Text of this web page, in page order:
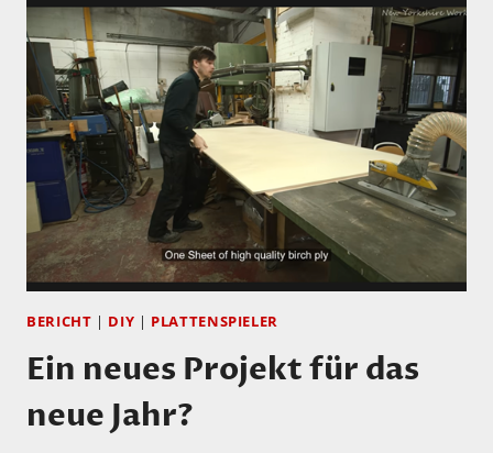
BERICHT | DIY | PLATTENSPIELER
Ein neues Projekt für das
neue Jahr?